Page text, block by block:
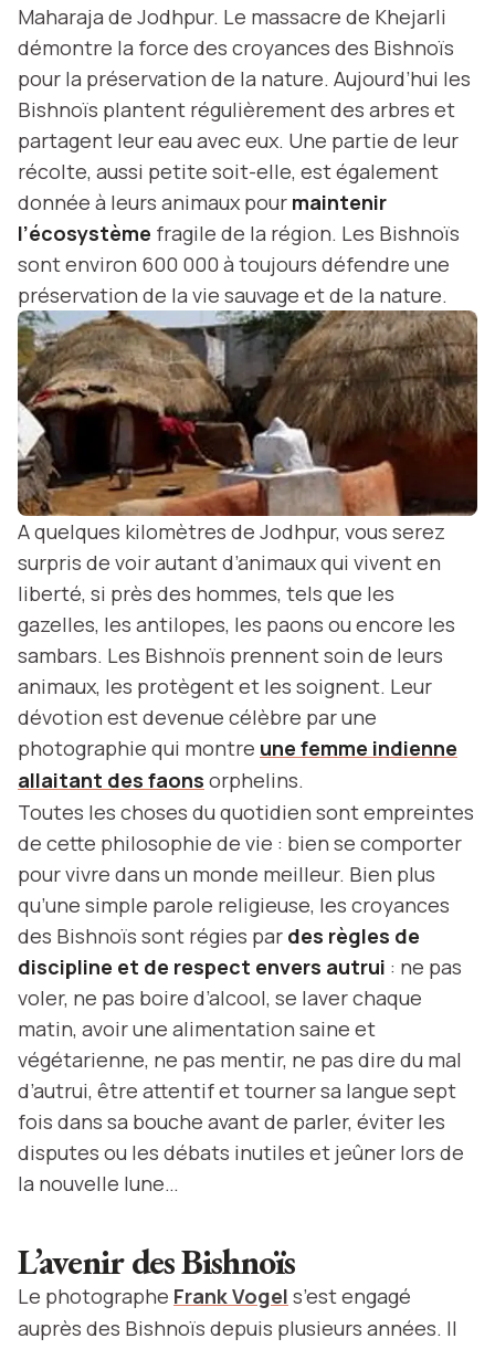
Maharaja de Jodhpur. Le massacre de Khejarli
démontre la force des croyances des Bishnoïs
pour la préservation de la nature. Aujourd’hui les
Bishnoïs plantent régulièrement des arbres et
partagent leur eau avec eux. Une partie de leur
récolte, aussi petite soit-elle, est également
donnée à leurs animaux pour maintenir
l’écosystème fragile de la région. Les Bishnoïs
sont environ 600 000 à toujours défendre une
préservation de la vie sauvage et de la nature.
A quelques kilomètres de Jodhpur, vous serez
surpris de voir autant d’animaux qui vivent en
liberté, si près des hommes, tels que les
gazelles, les antilopes, les paons ou encore les
sambars. Les Bishnoïs prennent soin de leurs
animaux, les protègent et les soignent. Leur
dévotion est devenue célèbre par une
photographie qui montre une femme indienne
allaitant des faons orphelins.
Toutes les choses du quotidien sont empreintes
de cette philosophie de vie : bien se comporter
pour vivre dans un monde meilleur. Bien plus
qu’une simple parole religieuse, les croyances
des Bishnoïs sont régies par des règles de
discipline et de respect envers autrui : ne pas
voler, ne pas boire d’alcool, se laver chaque
matin, avoir une alimentation saine et
végétarienne, ne pas mentir, ne pas dire du mal
d’autrui, être attentif et tourner sa langue sept
fois dans sa bouche avant de parler, éviter les
disputes ou les débats inutiles et jeûner lors de
la nouvelle lune…
L’avenir desBishnoïs
Le photographe Frank Vogel s’est engagé
auprès des Bishnoïs depuis plusieurs années. Il